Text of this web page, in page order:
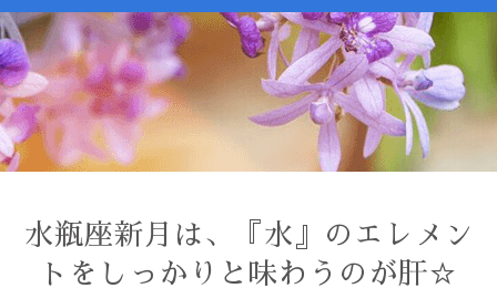
水瓶座新月は、『水』のエレメン
トをしっかりと味わうのが肝☆